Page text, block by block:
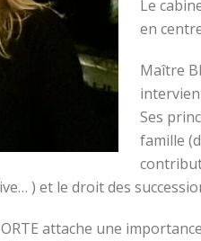
Le
en
Maître
Ses
famille
) et le droit des
attache une